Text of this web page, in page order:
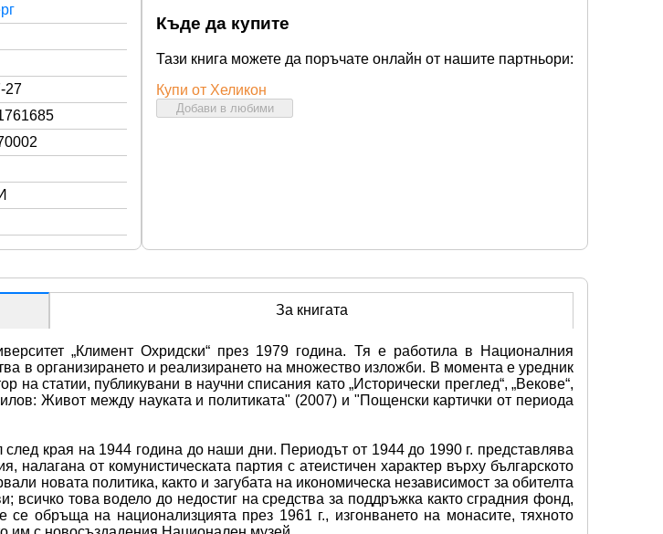
27
Къде да купите
Тази книга можете да поръчате онлайн от нашите партньори:
Купи от Хеликон
Добави в любими
За книгата
„Климент Охридски“ през 1979 година. Тя е работила в Националния
в организирането и реализирането на множество изложби. В момента е уредник
статии, публикувани в научни списания като „Исторически преглед“, „Векове“,
Живот между науката и политиката" (2007) и "Пощенски картички от периода
след края на 1944 година до наши дни. Периодът от 1944 до 1990 г. представлява
от комунистическата партия с атеистичен характер върху българското
новата политика, както и загубата на икономическа независимост за обителта
всичко това водело до недостиг на средства за поддръжка както сградния фонд,
обръща на национализцията през 1961 г., изгонването на монасите, тяхното